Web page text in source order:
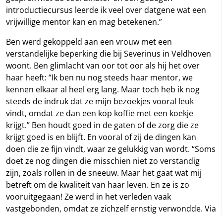
introductiecursus leerde ik veel over datgene wat een
vrijwillige mentor kan en mag betekenen.”
Ben werd gekoppeld aan een vrouw met een
verstandelijke beperking die bij Severinus in Veldhoven
woont. Ben glimlacht van oor tot oor als hij het over
haar heeft: “Ik ben nu nog steeds haar mentor, we
kennen elkaar al heel erg lang. Maar toch heb ik nog
steeds de indruk dat ze mijn bezoekjes vooral leuk
vindt, omdat ze dan een kop koffie met een koekje
krijgt.” Ben houdt goed in de gaten of de zorg die ze
krijgt goed is en blijft. En vooral of zij de dingen kan
doen die ze fijn vindt, waar ze gelukkig van wordt. “Soms
doet ze nog dingen die misschien niet zo verstandig
zijn, zoals rollen in de sneeuw. Maar het gaat wat mij
betreft om de kwaliteit van haar leven. En ze is zo
vooruitgegaan! Ze werd in het verleden vaak
vastgebonden, omdat ze zichzelf ernstig verwondde. Via